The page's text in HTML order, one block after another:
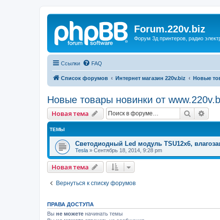
Forum.220v.biz
Форум 3д принтеров, радио
Ссылки FAQ
Список форумов Интернет магазин 220v.biz Новые
Новые товары новинки от
Новая тема Поиск
ТЕМЫ
Светодиодный Led модуль TSU12х6,
Tesla » Сентябрь 18, 2014, 9:28 pm
Новая тема
Вернуться к списку форумов
ПРАВА ДОСТУПА
Вы не можете начинать темы